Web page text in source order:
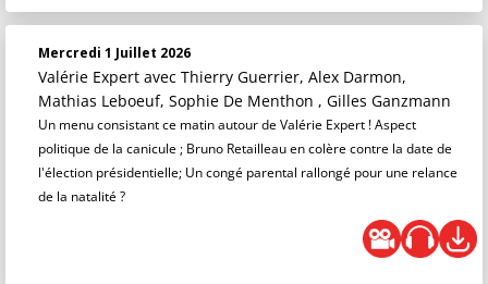
Mercredi 1 Juillet 2026
Valérie Expert avec Thierry Guerrier, Alex Darmon,
Mathias Leboeuf, Sophie De Menthon , Gilles Ganzmann
Un menu consistant ce matin autour de Valérie Expert ! Aspect
politique de la canicule ; Bruno Retailleau en colère contre la date de
l'élection présidentielle; Un congé parental rallongé pour une relance
de la natalité ?